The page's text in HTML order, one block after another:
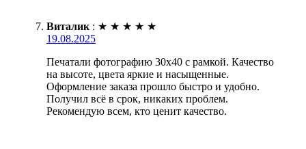
Виталик : ★ ★ ★ ★ ★
19.08.2025
Печатали фотографию 30х40 с рамкой. Качество
на высоте, цвета яркие и насыщенные.
Оформление заказа прошло быстро и удобно.
Получил всё в срок, никаких проблем.
Рекомендую всем, кто ценит качество.